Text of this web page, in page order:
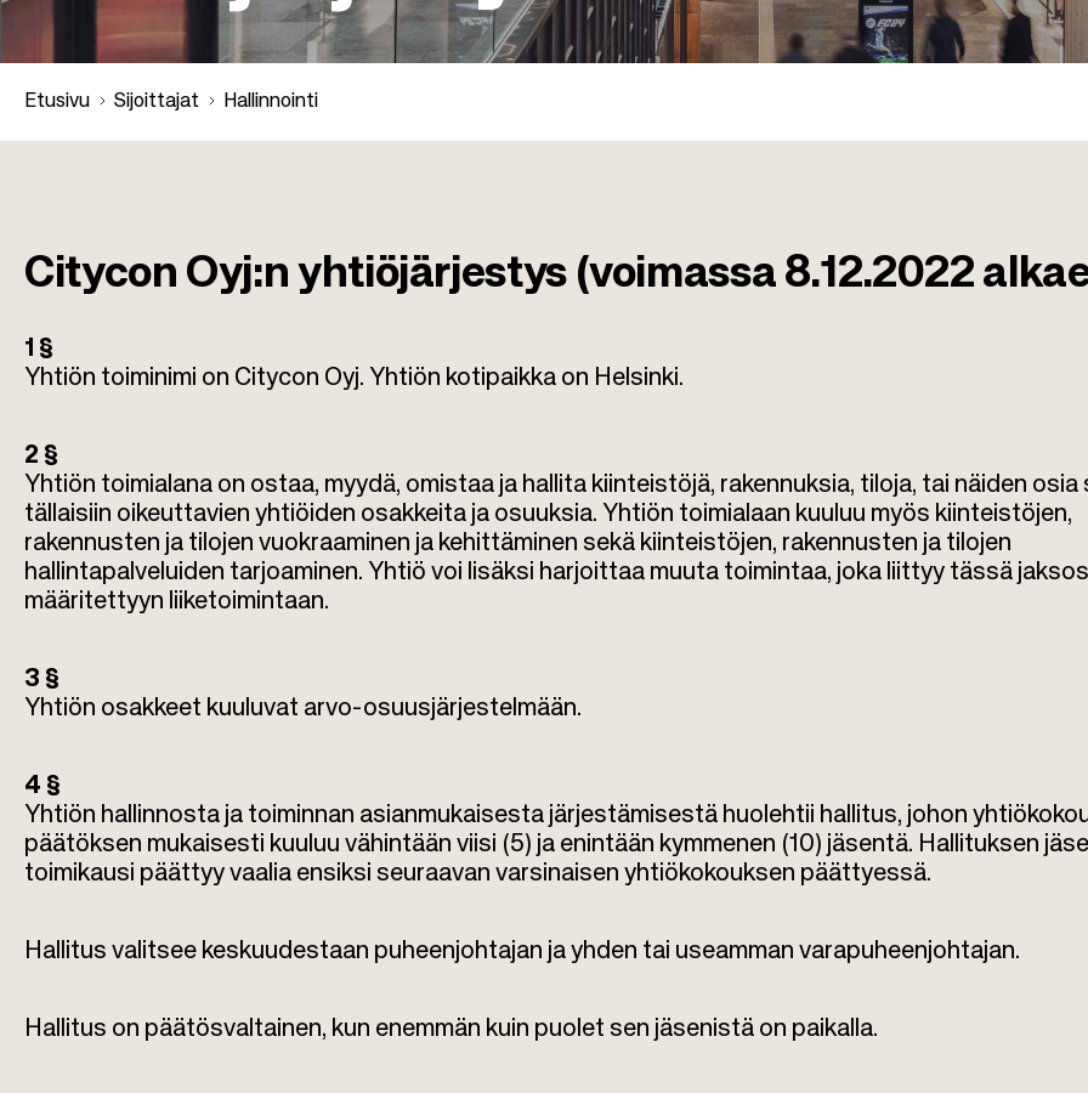
u
u
p
o
l
k
u
Etusivu Sijoittajat Hallinnointi
Citycon Oyj:n yhtiöjärjestys (voimassa 8.12.2022
1 §
Yhtiön toiminimi on Citycon Oyj. Yhtiön kotipaikka on Helsinki.
2 §
Yhtiön toimialana on ostaa, myydä, omistaa ja hallita kiinteistöjä, rakennuksia, tiloja, tai näiden osia
tällaisiin oikeuttavien yhtiöiden osakkeita ja osuuksia. Yhtiön toimialaan kuuluu myös kiinteistöjen,
rakennusten ja tilojen vuokraaminen ja kehittäminen sekä kiinteistöjen, rakennusten ja tilojen
hallintapalveluiden tarjoaminen. Yhtiö voi lisäksi harjoittaa muuta toimintaa, joka liittyy tässä
määritettyyn liiketoimintaan.
3 §
Yhtiön osakkeet kuuluvat arvo-osuusjärjestelmään.
4 §
Yhtiön hallinnosta ja toiminnan asianmukaisesta järjestämisestä huolehtii hallitus, johon
päätöksen mukaisesti kuuluu vähintään viisi (5) ja enintään kymmenen (10) jäsentä. Hallituksen
toimikausi päättyy vaalia ensiksi seuraavan varsinaisen yhtiökokouksen päättyessä.
Hallitus valitsee keskuudestaan puheenjohtajan ja yhden tai useamman varapuheenjohtajan.
Hallitus on päätösvaltainen, kun enemmän kuin puolet sen jäsenistä on paikalla.